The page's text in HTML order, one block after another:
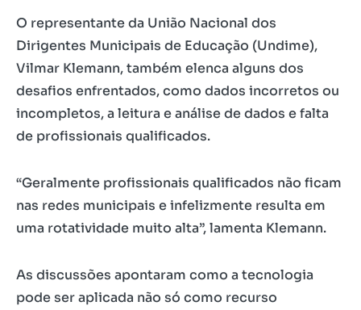
O representante da União Nacional dos
Dirigentes Municipais de Educação (Undime),
Vilmar Klemann, também elenca alguns dos
desafios enfrentados, como dados incorretos ou
incompletos, a leitura e análise de dados e falta
de profissionais qualificados.
“Geralmente profissionais qualificados não ficam
nas redes municipais e infelizmente resulta em
uma rotatividade muito alta”, lamenta Klemann.
As discussões apontaram como a tecnologia
pode ser aplicada não só como recurso